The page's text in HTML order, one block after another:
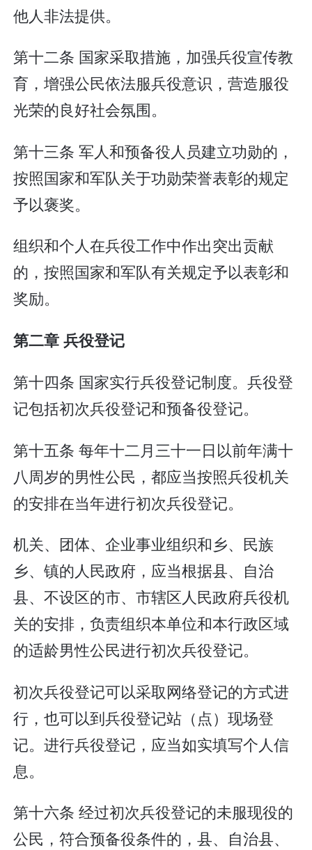
他人非法提供。
第十二条 国家采取措施，加强兵役宣传教
育，增强公民依法服兵役意识，营造服役
光荣的良好社会氛围。
第十三条 军人和预备役人员建立功勋的，
按照国家和军队关于功勋荣誉表彰的规定
予以褒奖。
组织和个人在兵役工作中作出突出贡献
的，按照国家和军队有关规定予以表彰和
奖励。
第二章 兵役登记
第十四条 国家实行兵役登记制度。兵役登
记包括初次兵役登记和预备役登记。
第十五条 每年十二月三十一日以前年满十
八周岁的男性公民，都应当按照兵役机关
的安排在当年进行初次兵役登记。
机关、团体、企业事业组织和乡、民族
乡、镇的人民政府，应当根据县、自治
县、不设区的市、市辖区人民政府兵役机
关的安排，负责组织本单位和本行政区域
的适龄男性公民进行初次兵役登记。
初次兵役登记可以采取网络登记的方式进
行，也可以到兵役登记站（点）现场登
记。进行兵役登记，应当如实填写个人信
息。
第十六条 经过初次兵役登记的未服现役的
公民，符合预备役条件的，县、自治县、